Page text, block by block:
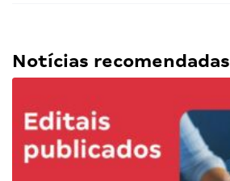
Notícias recomendadas